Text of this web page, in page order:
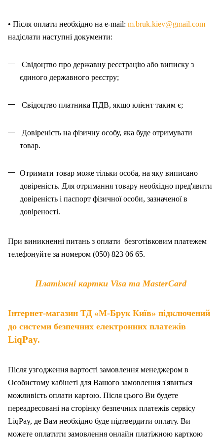
• Після оплати необхідно на e-mail: m.bruk.kiev@gmail.com
надіслати наступні документи:
Свідоцтво про державну реєстрацію або виписку з
єдиного державного реєстру;
Свідоцтво платника ПДВ, якщо клієнт таким є;
Довіреність на фізичну особу, яка буде отримувати
товар.
Отримати товар може тільки особа, на яку виписано
довіреність. Для отримання товару необхідно пред'явити
довіреність і паспорт фізичної особи, зазначеноїв
довіреності.
При виникненні питань з оплати безготівковим платежем
телефонуйте за номером (050) 823 06 65.
Платіжні картки Visa та MasterCard
Інтернет-магазин ТД «М-Брук Київ» підключений
до системи безпечних електронних платежів
LiqPay.
Після узгодження вартості замовлення менеджером в
Особистому кабінеті для Вашого замовлення з'явиться
можливість оплати картою. Після цього Ви будете
переадресовані на сторінку безпечних платежів сервісу
LiqPay, де Вам необхідно буде підтвердити оплату. Ви
можете оплатити замовлення онлайн платіжною карткою